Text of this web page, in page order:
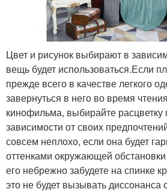
Цвет и рисунок выбирают в
вещь будет использоваться.Если
прежде всего в качестве легкого
завернуться в него во время
кинофильма, выбирайте расцветку
зависимости от своих
совсем неплохо, если она будет
оттенками окружающей
его небрежно забудете на спинке
это не будет вызывать